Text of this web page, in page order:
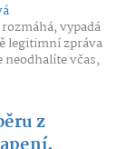
vypadá
legitimní zpráva
neodhalíte včas,
z